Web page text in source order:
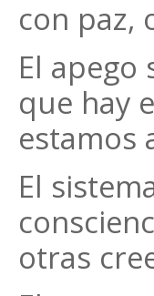
con paz,
El
que hay
estamos
El
otras